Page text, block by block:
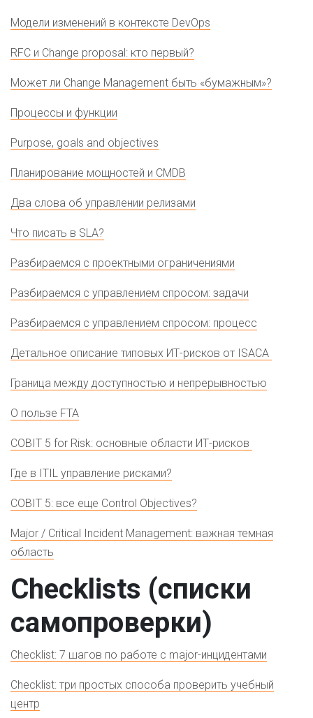
Модели изменений в контексте DevOps
RFC и Change proposal: кто первый?
Может ли Change Management быть «бумажным»?
Процессы и функции
Purpose, goals and objectives
Планирование мощностей и CMDB
Два слова об управлении релизами
Что писать в SLA?
Разбираемся с проектными ограничениями
Разбираемся с управлением спросом: задачи
Разбираемся с управлением спросом: процесс
Детальное описание типовых ИТ-рисков от ISACA
Граница между доступностью и непрерывностью
О пользе FTA
COBIT 5 for Risk: основные области ИТ-рисков
Где в ITIL управление рисками?
COBIT 5: все еще Control Objectives?
Major / Critical Incident Management: важная темная
область
Checklists (списки
самопроверки)
Checklist: 7 шагов по работе с major-инцидентами
Checklist: три простых способа проверить учебный
центр